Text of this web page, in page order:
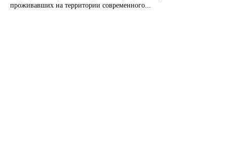
проживавших на территории современного...